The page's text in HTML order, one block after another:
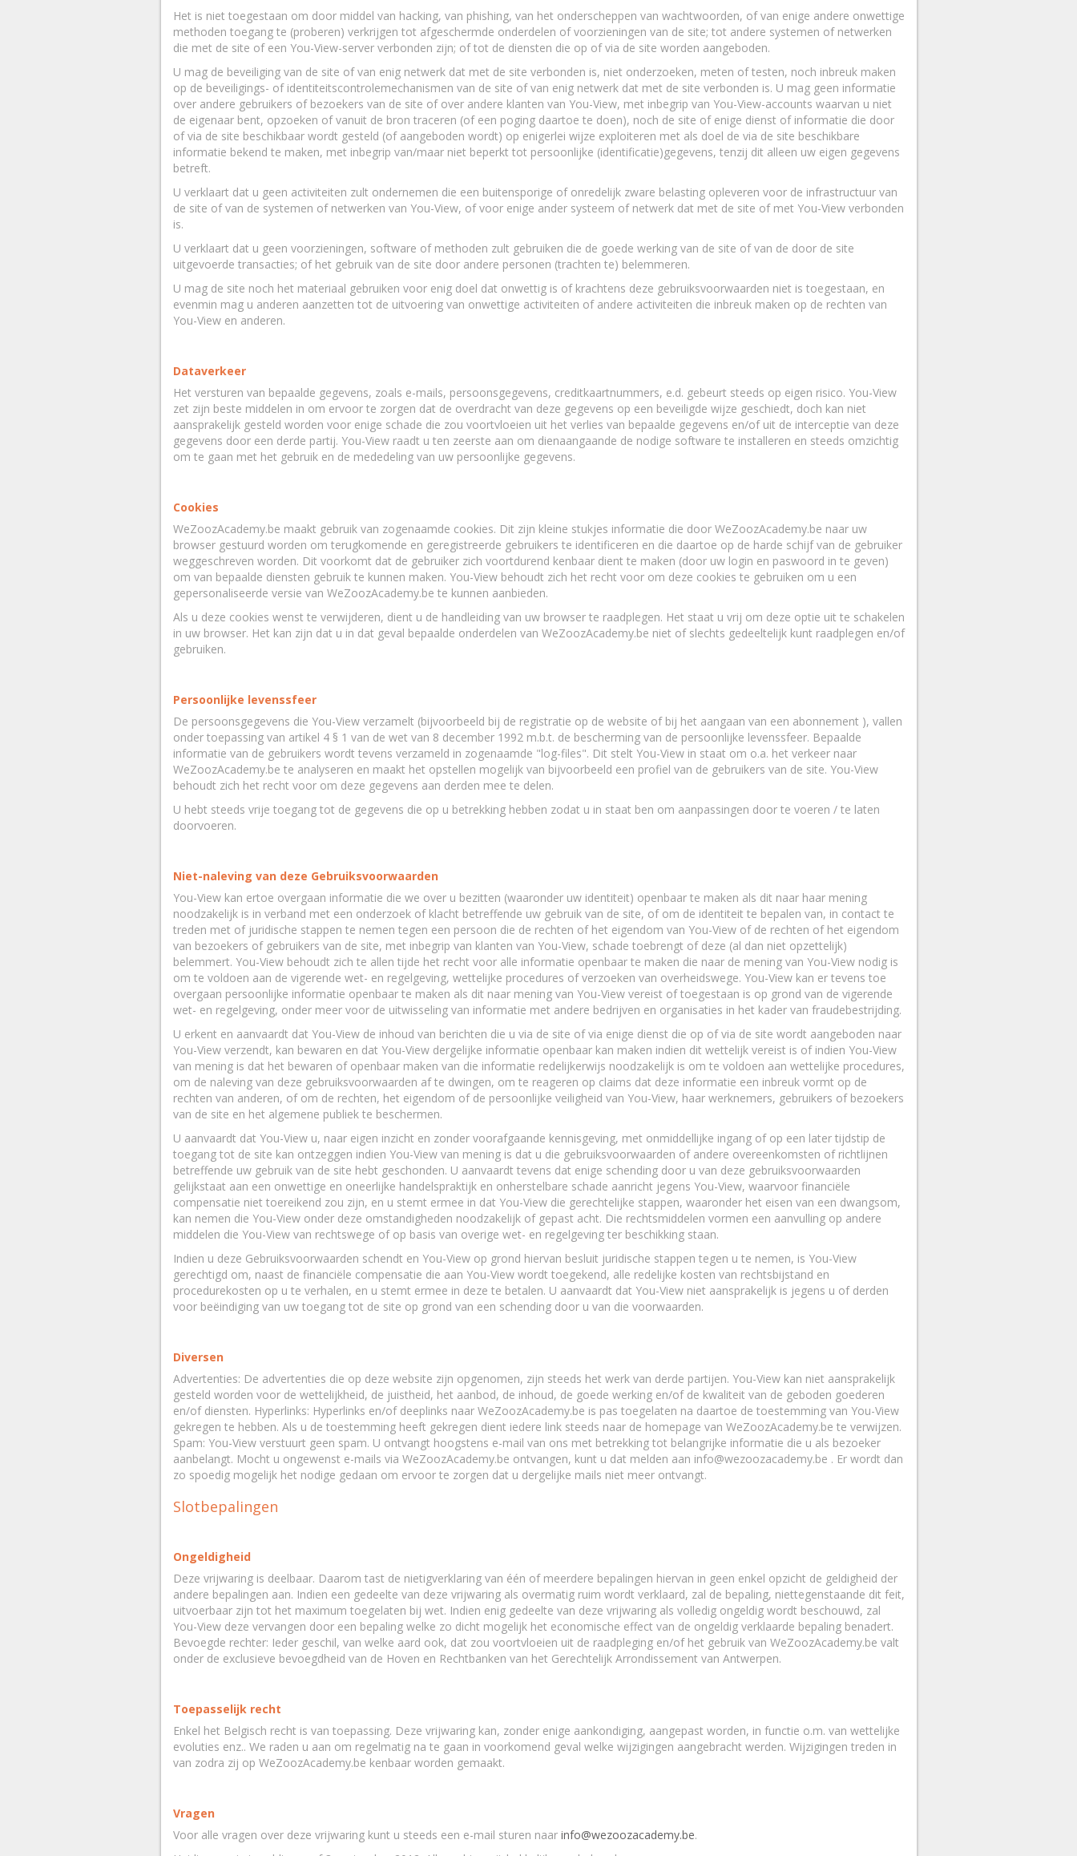
Het is niet toegestaan om door middel van hacking, van phishing, van het onderscheppen van wachtwoorden, of van enige andere onwettige
methoden toegang te (proberen) verkrijgen tot afgeschermde onderdelen of voorzieningen van de site; tot andere systemen of netwerken
die met de site of een You-View-server verbonden zijn; of tot de diensten die op of via de site worden aangeboden.
U mag de beveiliging van de site of van enig netwerk dat met de site verbonden is, niet onderzoeken, meten of testen, noch inbreuk maken
op de beveiligings- of identiteitscontrolemechanismen van de site of van enig netwerk dat met de site verbonden is. U mag geen informatie
over andere gebruikers of bezoekers van de site of over andere klanten van You-View, met inbegrip van You-View-accounts waarvan u niet
de eigenaar bent, opzoeken of vanuit de bron traceren (of een poging daartoe te doen), noch de site of enige dienst of informatie die door
of via de site beschikbaar wordt gesteld (of aangeboden wordt) op enigerlei wijze exploiteren met als doel de via de site beschikbare
informatie bekend te maken, met inbegrip van/maar niet beperkt tot persoonlijke (identificatie)gegevens, tenzij dit alleen uw eigen gegevens
betreft.
U verklaart dat u geen activiteiten zult ondernemen die een buitensporige of onredelijk zware belasting opleveren voor de infrastructuur van
de site of van de systemen of netwerken van You-View, of voor enige ander systeem of netwerk dat met de site of met You-View verbonden
is.
U verklaart dat u geen voorzieningen, software of methoden zult gebruiken die de goede werking van de site of van de door de site
uitgevoerde transacties; of het gebruik van de site door andere personen (trachten te) belemmeren.
U mag de site noch het materiaal gebruiken voor enig doel dat onwettig is of krachtens deze gebruiksvoorwaarden niet is toegestaan, en
evenmin mag u anderen aanzetten tot de uitvoering van onwettige activiteiten of andere activiteiten die inbreuk maken op de rechten van
You-View en anderen.
Dataverkeer
Het versturen van bepaalde gegevens, zoals e-mails, persoonsgegevens, creditkaartnummers, e.d. gebeurt steeds op eigen risico. You-View
zet zijn beste middelen in om ervoor te zorgen dat de overdracht van deze gegevens op een beveiligde wijze geschiedt, doch kan niet
aansprakelijk gesteld worden voor enige schade die zou voortvloeien uit het verlies van bepaalde gegevens en/of uit de interceptie van deze
gegevens door een derde partij. You-View raadt u ten zeerste aan om dienaangaande de nodige software te installeren en steeds omzichtig
om te gaan met het gebruik en de mededeling van uw persoonlijke gegevens.
Cookies
WeZoozAcademy.be maakt gebruik van zogenaamde cookies. Dit zijn kleine stukjes informatie die door WeZoozAcademy.be naar uw
browser gestuurd worden om terugkomende en geregistreerde gebruikers te identificeren en die daartoe op de harde schijf van de gebruiker
weggeschreven worden. Dit voorkomt dat de gebruiker zich voortdurend kenbaar dient te maken (door uw login en paswoord in te geven)
om van bepaalde diensten gebruik te kunnen maken. You-View behoudt zich het recht voor om deze cookies te gebruiken om u een
gepersonaliseerde versie van WeZoozAcademy.be te kunnen aanbieden.
Als u deze cookies wenst te verwijderen, dient u de handleiding van uw browser te raadplegen. Het staat u vrij om deze optie uit te schakelen
in uw browser. Het kan zijn dat u in dat geval bepaalde onderdelen van WeZoozAcademy.be niet of slechts gedeeltelijk kunt raadplegen en/of
gebruiken.
Persoonlijke levenssfeer
De persoonsgegevens die You-View verzamelt (bijvoorbeeld bij de registratie op de website of bij het aangaan van een abonnement ), vallen
onder toepassing van artikel 4 § 1 van de wet van 8 december 1992 m.b.t. de bescherming van de persoonlijke levenssfeer. Bepaalde
informatie van de gebruikers wordt tevens verzameld in zogenaamde "log-files". Dit stelt You-View in staat om o.a. het verkeer naar
WeZoozAcademy.be te analyseren en maakt het opstellen mogelijk van bijvoorbeeld een profiel van de gebruikers van de site. You-View
behoudt zich het recht voor om deze gegevens aan derden mee te delen.
U hebt steeds vrije toegang tot de gegevens die op u betrekking hebben zodat u in staat ben om aanpassingen door te voeren / te laten
doorvoeren.
Niet-naleving van deze Gebruiksvoorwaarden
You-View kan ertoe overgaan informatie die we over u bezitten (waaronder uw identiteit) openbaar te maken als dit naar haar mening
noodzakelijk is in verband met een onderzoek of klacht betreffende uw gebruik van de site, of om de identiteit te bepalen van, in contact te
treden met of juridische stappen te nemen tegen een persoon die de rechten of het eigendom van You-View of de rechten of het eigendom
van bezoekers of gebruikers van de site, met inbegrip van klanten van You-View, schade toebrengt of deze (al dan niet opzettelijk)
belemmert. You-View behoudt zich te allen tijde het recht voor alle informatie openbaar te maken die naar de mening van You-View nodig is
om te voldoen aan de vigerende wet- en regelgeving, wettelijke procedures of verzoeken van overheidswege. You-View kan er tevens toe
overgaan persoonlijke informatie openbaar te maken als dit naar mening van You-View vereist of toegestaan is op grond van de vigerende
wet- en regelgeving, onder meer voor de uitwisseling van informatie met andere bedrijven en organisaties in het kader van fraudebestrijding.
U erkent en aanvaardt dat You-View de inhoud van berichten die u via de site of via enige dienst die op of via de site wordt aangeboden naar
You-View verzendt, kan bewaren en dat You-View dergelijke informatie openbaar kan maken indien dit wettelijk vereist is of indien You-View
van mening is dat het bewaren of openbaar maken van die informatie redelijkerwijs noodzakelijk is om te voldoen aan wettelijke procedures,
om de naleving van deze gebruiksvoorwaarden af te dwingen, om te reageren op claims dat deze informatie een inbreuk vormt op de
rechten van anderen, of om de rechten, het eigendom of de persoonlijke veiligheid van You-View, haar werknemers, gebruikers of bezoekers
van de site en het algemene publiek te beschermen.
U aanvaardt dat You-View u, naar eigen inzicht en zonder voorafgaande kennisgeving, met onmiddellijke ingang of op een later tijdstip de
toegang tot de site kan ontzeggen indien You-View van mening is dat u die gebruiksvoorwaarden of andere overeenkomsten of richtlijnen
betreffende uw gebruik van de site hebt geschonden. U aanvaardt tevens dat enige schending door u van deze gebruiksvoorwaarden
gelijkstaat aan een onwettige en oneerlijke handelspraktijk en onherstelbare schade aanricht jegens You-View, waarvoor financiële
compensatie niet toereikend zou zijn, en u stemt ermee in dat You-View die gerechtelijke stappen, waaronder het eisen van een dwangsom,
kan nemen die You-View onder deze omstandigheden noodzakelijk of gepast acht. Die rechtsmiddelen vormen een aanvulling op andere
middelen die You-View van rechtswege of op basis van overige wet- en regelgeving ter beschikking staan.
Indien u deze Gebruiksvoorwaarden schendt en You-View op grond hiervan besluit juridische stappen tegen u te nemen, is You-View
gerechtigd om, naast de financiële compensatie die aan You-View wordt toegekend, alle redelijke kosten van rechtsbijstand en
procedurekosten op u te verhalen, en u stemt ermee in deze te betalen. U aanvaardt dat You-View niet aansprakelijk is jegens u of derden
voor beëindiging van uw toegang tot de site op grond van een schending door u van die voorwaarden.
Diversen
Advertenties: De advertenties die op deze website zijn opgenomen, zijn steeds het werk van derde partijen. You-View kan niet aansprakelijk
gesteld worden voor de wettelijkheid, de juistheid, het aanbod, de inhoud, de goede werking en/of de kwaliteit van de geboden goederen
en/of diensten. Hyperlinks: Hyperlinks en/of deeplinks naar WeZoozAcademy.be is pas toegelaten na daartoe de toestemming van You-View
gekregen te hebben. Als u de toestemming heeft gekregen dient iedere link steeds naar de homepage van WeZoozAcademy.be te verwijzen.
Spam: You-View verstuurt geen spam. U ontvangt hoogstens e-mail van ons met betrekking tot belangrijke informatie die u als bezoeker
aanbelangt. Mocht u ongewenst e-mails via WeZoozAcademy.be ontvangen, kunt u dat melden aan info@wezoozacademy.be . Er wordt dan
zo spoedig mogelijk het nodige gedaan om ervoor te zorgen dat u dergelijke mails niet meer ontvangt.
Slotbepalingen
Ongeldigheid
Deze vrijwaring is deelbaar. Daarom tast de nietigverklaring van één of meerdere bepalingen hiervan in geen enkel opzicht de geldigheid der
andere bepalingen aan. Indien een gedeelte van deze vrijwaring als overmatig ruim wordt verklaard, zal de bepaling, niettegenstaande dit feit,
uitvoerbaar zijn tot het maximum toegelaten bij wet. Indien enig gedeelte van deze vrijwaring als volledig ongeldig wordt beschouwd, zal
You-View deze vervangen door een bepaling welke zo dicht mogelijk het economische effect van de ongeldig verklaarde bepaling benadert.
Bevoegde rechter: Ieder geschil, van welke aard ook, dat zou voortvloeien uit de raadpleging en/of het gebruik van WeZoozAcademy.be valt
onder de exclusieve bevoegdheid van de Hoven en Rechtbanken van het Gerechtelijk Arrondissement van Antwerpen.
Toepasselijk recht
Enkel het Belgisch recht is van toepassing. Deze vrijwaring kan, zonder enige aankondiging, aangepast worden, in functie o.m. van wettelijke
evoluties enz.. We raden u aan om regelmatig na te gaan in voorkomend geval welke wijzigingen aangebracht werden. Wijzigingen treden in
van zodra zij op WeZoozAcademy.be kenbaar worden gemaakt.
Vragen
Voor alle vragen over deze vrijwaring kunt u steeds een e-mail sturen naar info@wezoozacademy.be.